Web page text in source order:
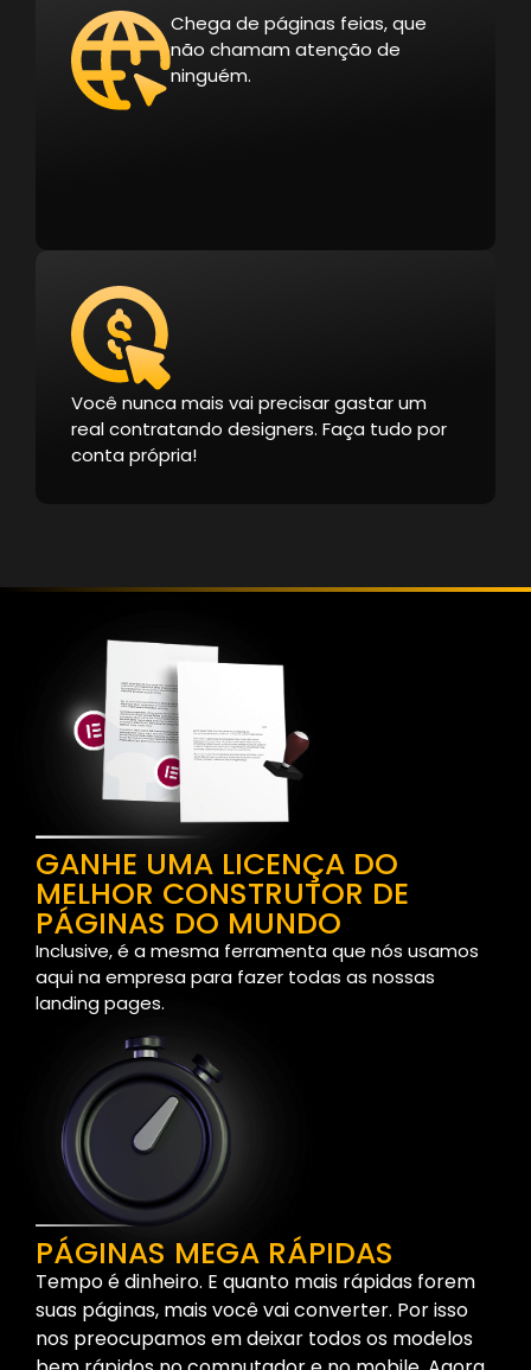
Chega de páginas feias, que
não chamam atenção de
ninguém.
Você nunca mais vai precisar gastar um
real contratando designers. Faça tudo por
conta própria!
GANHE UMA LICENÇA DO
MELHOR CONSTRUTOR DE
PÁGINAS DO MUNDO
Inclusive, é a mesma ferramenta que nós usamos
aqui na empresa para fazer todas as nossas
landing pages.
PÁGINAS MEGA RÁPIDAS
Tempo é dinheiro. E quanto mais rápidas forem
suas páginas, mais você vai converter. Por isso
nos preocupamos em deixar todos os modelos